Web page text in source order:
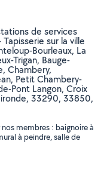
de services
sur la ville
Bourleaux, La
Trigan, Bauge-
Chambery,
Petit Chambery-
Pont Langon, Croix
33290, 33850,
membres : baignoire à
à peindre, salle de